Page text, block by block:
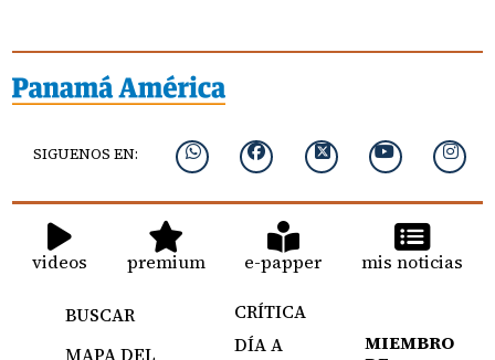
SIGUENOS EN:
videos premium e-papper mis noticias
BUSCAR
MAPA DEL
CRÍTICA
DÍA A
MIEMBRO